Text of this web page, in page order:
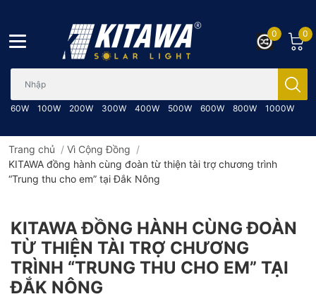
60W 100W 200W 300W 400W 500W 600W 800W 1000W
0
0
Trang chủ / Vì Cộng Đồng /
KITAWA đồng hành cùng đoàn từ thiện tài trợ chương trình
“Trung thu cho em” tại Đắk Nông
KITAWA ĐỒNG HÀNH CÙNG ĐOÀN
TỪ THIỆN TÀI TRỢ CHƯƠNG
TRÌNH “TRUNG THU CHO EM” TẠI
ĐẮK NÔNG